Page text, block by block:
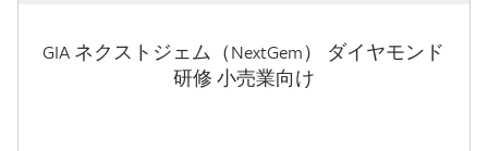
GIA ネクストジェム（NextGem） ダイヤモンド
研修 小売業向け